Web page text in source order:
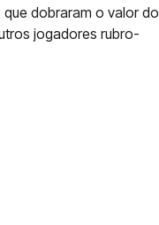
dobraram o valor do
jogadores rubro-